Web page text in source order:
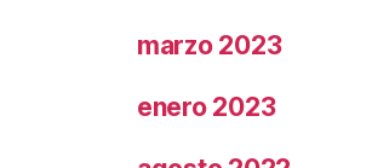
marzo 2023
enero 2023